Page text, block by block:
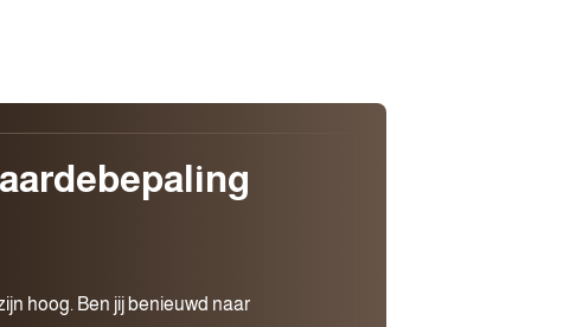
hoog. Ben jij benieuwd naar